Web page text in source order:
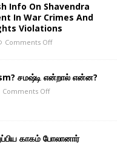
Info On Shavendra
In War Crimes And
Violations
Comments Off
சமஷ்டி என்றால் என்ன?
Comments Off
காகம் போலானார்